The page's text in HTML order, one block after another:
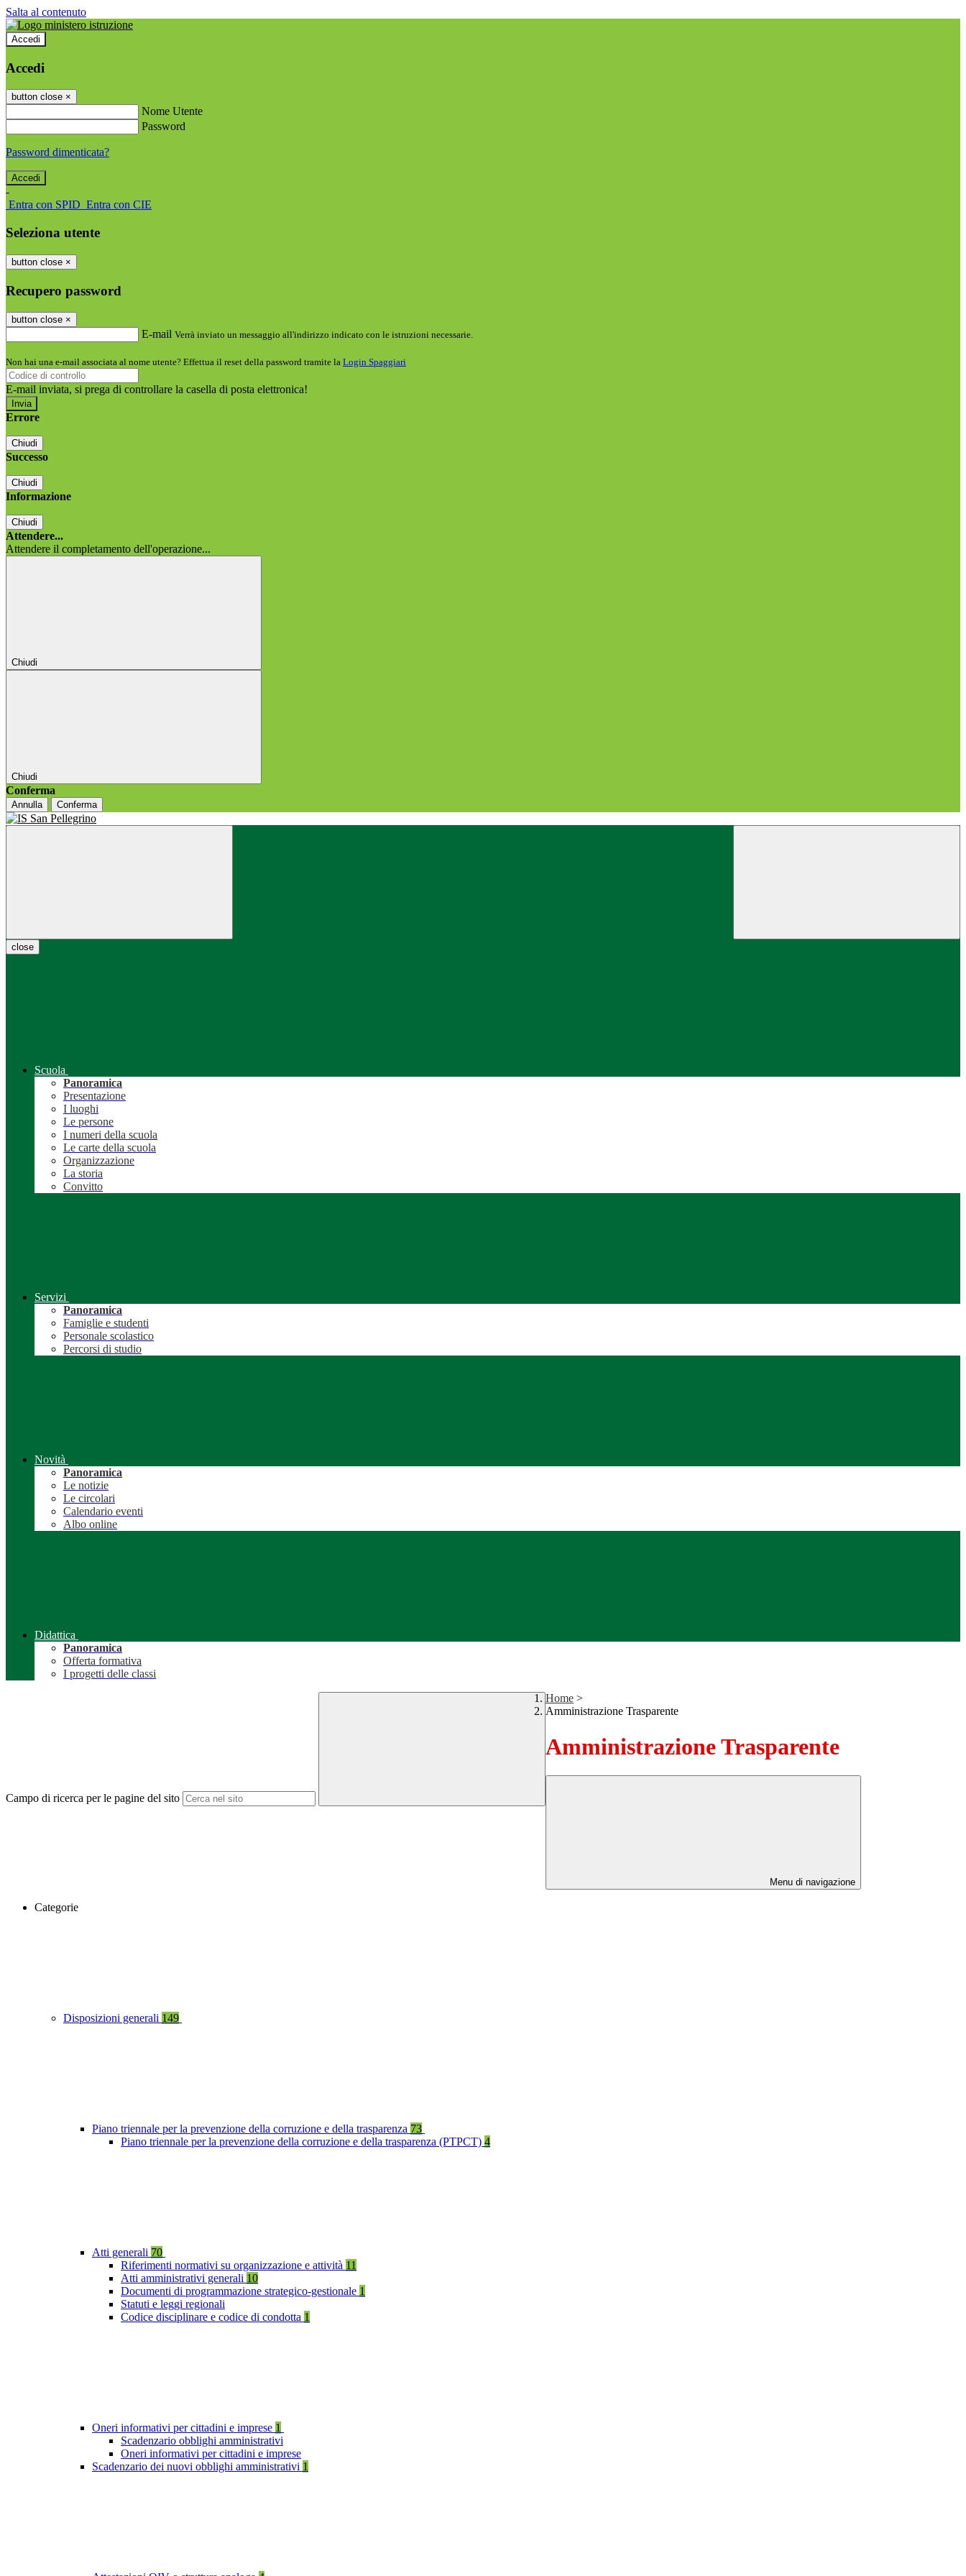
Salta al contenuto
Accedi
Accedi
button close ×
Nome Utente
Password
Password dimenticata?
-
Entra con SPID Entra con CIE
Seleziona utente
button close ×
Recupero password
button close ×
E-mail Verrà inviato un messaggio all'indirizzo indicato con le istruzioni necessarie.
Non hai una e-mail associata al nome utente? Effettua il reset della password tramite la Login Spaggiari
E-mail inviata, si prega di controllare la casella di posta elettronica!
Errore
Chiudi
Successo
Chiudi
Informazione
Chiudi
Attendere...
Attendere il completamento dell'operazione...
Chiudi
Chiudi
Conferma
Annulla Conferma
close
Scuola
Panoramica
Presentazione
I luoghi
Le persone
I numeri della scuola
Le carte della scuola
Organizzazione
La storia
Convitto
Servizi
Panoramica
Famiglie e studenti
Personale scolastico
Percorsi di studio
Novità
Panoramica
Le notizie
Le circolari
Calendario eventi
Albo online
Didattica
Panoramica
Offerta formativa
I progetti delle classi
Campo di ricerca per le pagine del sito
Home >
Amministrazione Trasparente
Amministrazione Trasparente
Menu di navigazione
Categorie
Disposizioni generali 149
Piano triennale per la prevenzione della corruzione e della trasparenza 73
Piano triennale per la prevenzione della corruzione e della trasparenza (PTPCT) 4
Atti generali 70
Riferimenti normativi su organizzazione e attività 11
Atti amministrativi generali 10
Documenti di programmazione strategico-gestionale 1
Statuti e leggi regionali
Codice disciplinare e codice di condotta 1
Oneri informativi per cittadini e imprese 1
Scadenzario obblighi amministrativi
Oneri informativi per cittadini e imprese
Scadenzario dei nuovi obblighi amministrativi 1